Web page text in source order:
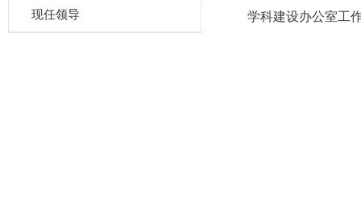
现任领导 学科建设办公室工